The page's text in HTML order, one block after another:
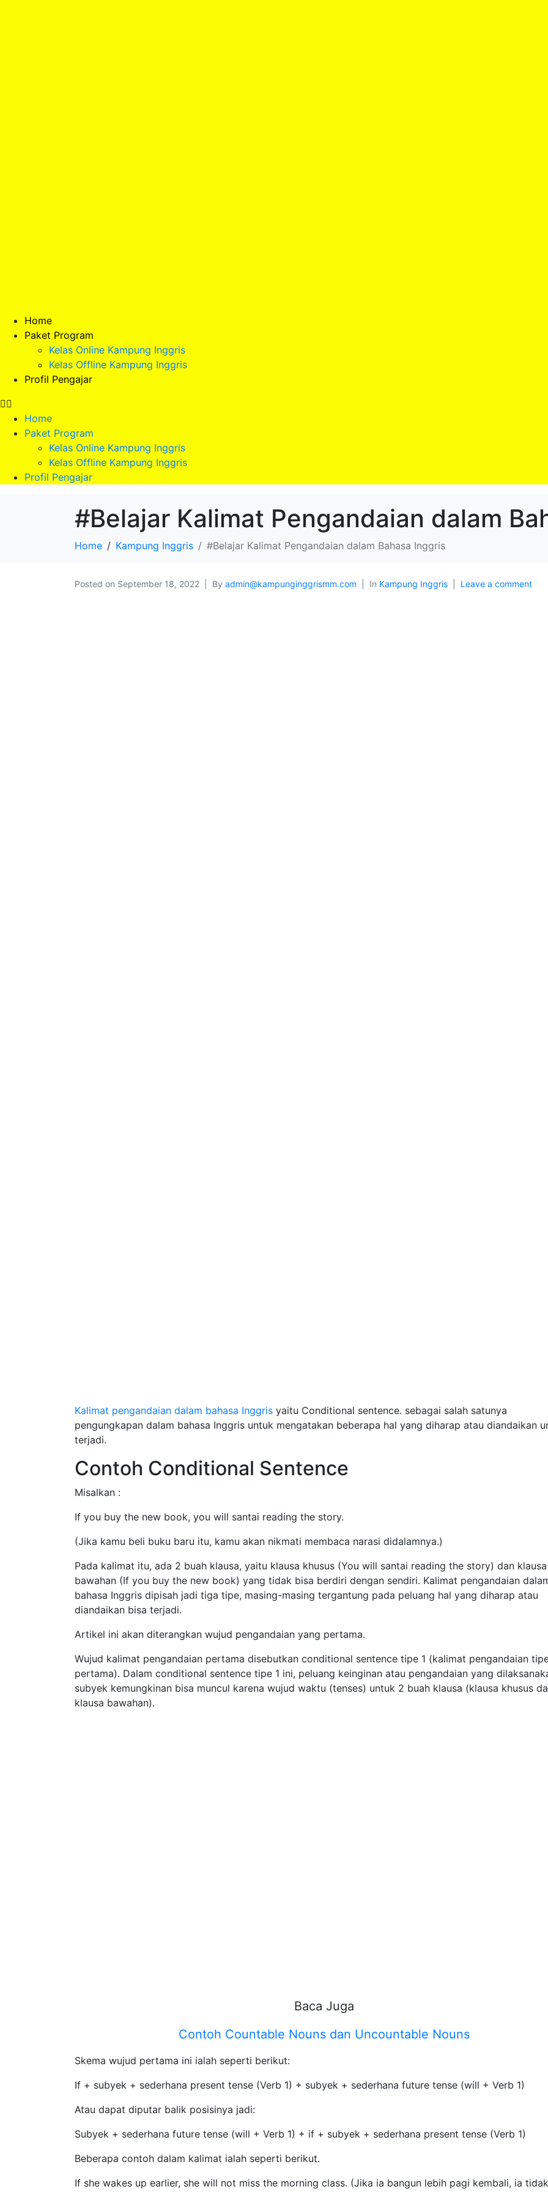
Home
Paket Program
Kelas Online Kampung Inggris
Kelas Offline Kampung Inggris
Profil Pengajar
Home
Paket Program
Kelas Online Kampung Inggris
Kelas Offline Kampung Inggris
Profil Pengajar
#Belajar Kalimat Pengandaian dalam
Home Kampung Inggris #Belajar Kalimat Pengandaian dalam Bahasa Inggris
Posted on September 18, 2022 By admin@kampunginggrismm.com In Kampung Inggris Leave a comment
Kalimat pengandaian dalam bahasa Inggris yaitu Conditional sentence. sebagai salah satunya
pengungkapan dalam bahasa Inggris untuk mengatakan beberapa hal yang diharap atau diandaikan
terjadi.
Contoh Conditional Sentence
Misalkan :
If you buy the new book, you will santai reading the story.
(Jika kamu beli buku baru itu, kamu akan nikmati membaca narasi didalamnya.)
Pada kalimat itu, ada 2 buah klausa, yaitu klausa khusus (You will santai reading the story) dan klausa
bawahan (If you buy the new book) yang tidak bisa berdiri dengan sendiri. Kalimat pengandaian
bahasa Inggris dipisah jadi tiga tipe, masing-masing tergantung pada peluang hal yang diharap atau
diandaikan bisa terjadi.
Artikel ini akan diterangkan wujud pengandaian yang pertama.
Wujud kalimat pengandaian pertama disebutkan conditional sentence tipe 1 (kalimat pengandaian
pertama). Dalam conditional sentence tipe 1 ini, peluang keinginan atau pengandaian yang
subyek kemungkinan bisa muncul karena wujud waktu (tenses) untuk 2 buah klausa (klausa khusus
klausa bawahan).
Baca Juga
Contoh Countable Nouns dan Uncountable Nouns
Skema wujud pertama ini ialah seperti berikut:
If + subyek + sederhana present tense (Verb 1) + subyek + sederhana future tense (will + Verb 1)
Atau dapat diputar balik posisinya jadi:
Subyek + sederhana future tense (will + Verb 1) + if + subyek + sederhana present tense (Verb 1)
Beberapa contoh dalam kalimat ialah seperti berikut.
If she wakes up earlier, she will not miss the morning class. (Jika ia bangun lebih pagi kembali, ia tidak